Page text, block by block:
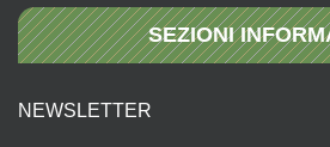
SEZIONI
NEWSLETTER